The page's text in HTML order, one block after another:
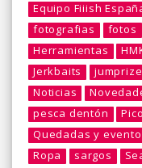
Equipo Fiiish
fotografias
fotos
Herramientas
Jerkbaits
jumprize
Noticias
pesca dentón
Quedadas y
Ropa
sargos